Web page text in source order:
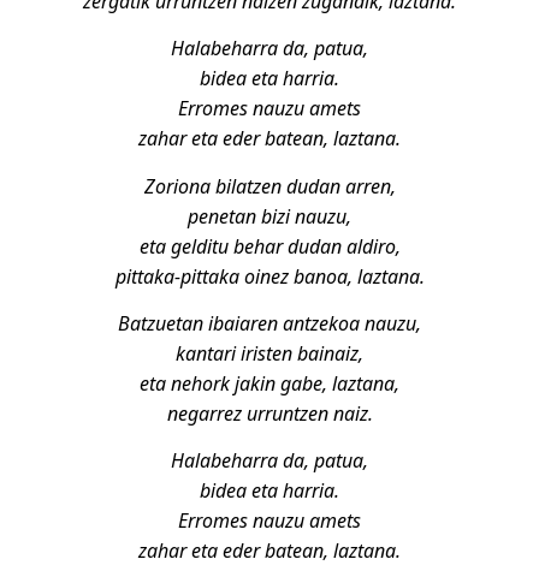
Halabeharra da, patua,
bidea eta harria.
Erromes nauzu amets
zahar eta eder batean, laztana.
Zoriona bilatzen dudan arren,
penetan bizi nauzu,
eta gelditu behar dudan aldiro,
pittaka-pittaka oinez banoa, laztana.
Batzuetan ibaiaren antzekoa nauzu,
kantari iristen bainaiz,
eta nehork jakin gabe, laztana,
negarrez urruntzen naiz.
Halabeharra da, patua,
bidea eta harria.
Erromes nauzu amets
zahar eta eder batean, laztana.